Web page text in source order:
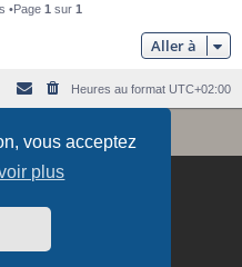
vous acceptez
plus
•Page 1 sur 1
Aller à
Heures au format UTC+02:00
fr.com